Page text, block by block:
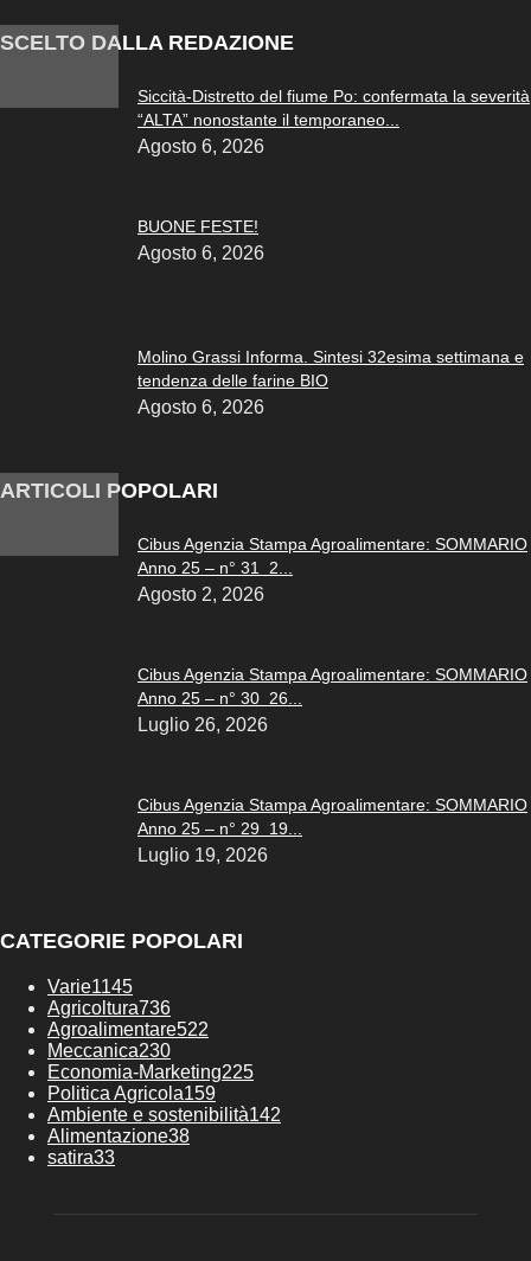
SCELTO DALLA REDAZIONE
Siccità-Distretto del fiume Po: confermata la severità
“ALTA” nonostante il temporaneo...
Agosto 6, 2026
BUONE FESTE!
Agosto 6, 2026
Molino Grassi Informa. Sintesi 32esima settimana e
tendenza delle farine BIO
Agosto 6, 2026
ARTICOLI POPOLARI
Cibus Agenzia Stampa Agroalimentare: SOMMARIO
Anno 25 – n° 31 2...
Agosto 2, 2026
Cibus Agenzia Stampa Agroalimentare: SOMMARIO
Anno 25 – n° 30 26...
Luglio 26, 2026
Cibus Agenzia Stampa Agroalimentare: SOMMARIO
Anno 25 – n° 29 19...
Luglio 19, 2026
CATEGORIE POPOLARI
Varie1145
Agricoltura736
Agroalimentare522
Meccanica230
Economia-Marketing225
Politica Agricola159
Ambiente e sostenibilità142
Alimentazione38
satira33